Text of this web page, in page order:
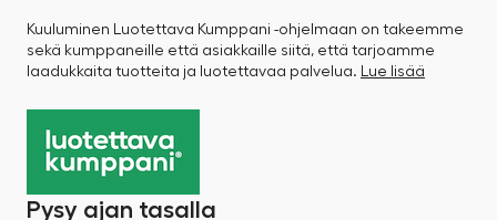
Kuuluminen Luotettava Kumppani -ohjelmaan on takeemme
sekä kumppaneille että asiakkaille siitä, että tarjoamme
laadukkaita tuotteita ja luotettavaa palvelua.
Lue lisää
Pysy ajan tasalla